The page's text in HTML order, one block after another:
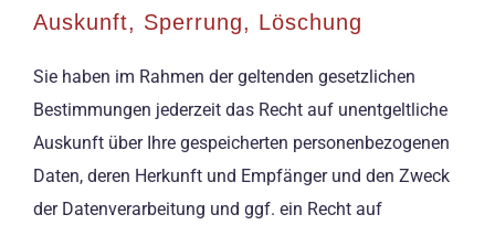
Auskunft, Sperrung, Löschung
Sie haben im Rahmen der geltenden gesetzlichen
Bestimmungen jederzeit das Recht auf unentgeltliche
Auskunft über Ihre gespeicherten personenbezogenen
Daten, deren Herkunft und Empfänger und den Zweck
der Datenverarbeitung und ggf. ein Recht auf